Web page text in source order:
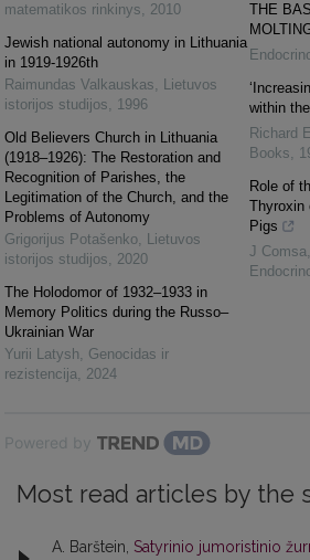
matematikos rinkinys, 2010
Jewish national autonomy in Lithuania
in 1919-1926th
Raimundas Valkauskas, Lietuvos
istorijos studijos, 1996
Old Believers Church in Lithuania
(1918–1926): The Restoration and
Recognition of Parishes, the
Legitimation of the Church, and the
Problems of Autonomy
Grigorijus Potašenko, Lietuvos
istorijos studijos, 2020
The Holodomor of 1932–1933 in
Memory Politics during the Russo–
Ukrainian War
Yurii Latysh, Genocidas ir
rezistencija, 2024
THE
within
Richard
Books,
Role of
Thyroxin
Pigs
J Comsa,
Powered by
Most read articles by the
A. Barštein, Satyrinio jumoristinio